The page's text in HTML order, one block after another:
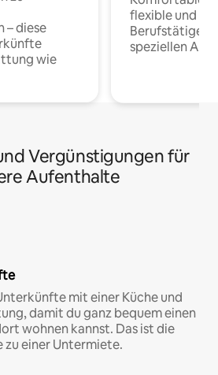
– diese
wie
flexible und
Berufstätige
speziellen
Vergünstigungen für
Aufenthalte
mit einer Küche und
damit du ganz bequem einen
wohnen kannst. Das ist die
einer Untermiete.